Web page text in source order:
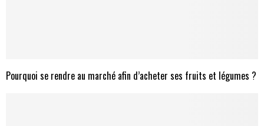
Pourquoi se rendre au marché afin d’acheter ses fruits et légumes ?